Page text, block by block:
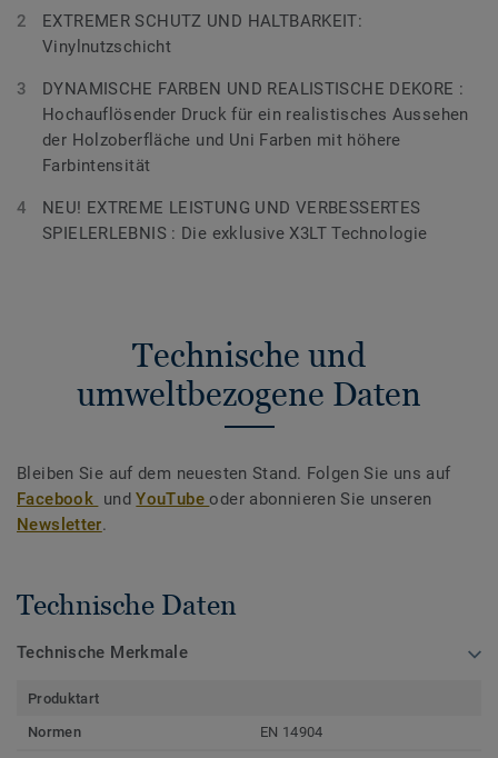
EXTREMER SCHUTZ UND HALTBARKEIT:
Vinylnutzschicht
DYNAMISCHE FARBEN UND REALISTISCHE DEKORE :
Hochauflösender Druck für ein realistisches Aussehen
der Holzoberfläche und Uni Farben mit höhere
Farbintensität
NEU! EXTREME LEISTUNG UND VERBESSERTES
SPIELERLEBNIS : Die exklusive X3LT Technologie
Technische und
umweltbezogene Daten
Bleiben Sie auf dem neuesten Stand. Folgen Sie uns auf
Facebook undYouTubeoder abonnieren Sie unseren
Newsletter.
Technische Daten
Technische Merkmale
Produktart
Normen
EN 14904